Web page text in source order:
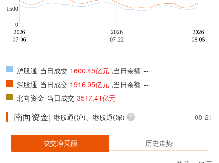
沪股通 当日成交 1600.45亿元 ,当日余额 --
深股通 当日成交 1916.95亿元 ,当日余额 --
北向资金 当日成交 3517.41亿元
南向资金| 港股通(沪)、港股通(深) 08-21
成交净买额 历史走势